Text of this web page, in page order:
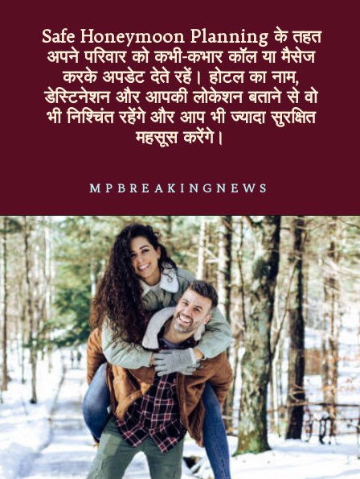
MPBREAKINGNEWS
Safe Honeymoon Planning के तहत
अपने परिवार को कभी-कभार कॉल या मैसेज
करके अपडेट देते रहें। होटल का नाम,
डेस्टिनेशन और आपकी लोकेशन बताने से वो
भी निश्चिंत रहेंगे और आप भी ज्यादा सुरक्षित
महसूस करेंगे।